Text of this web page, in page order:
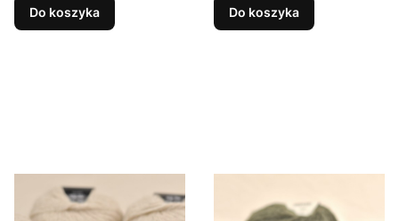
Do koszyka Do koszyka